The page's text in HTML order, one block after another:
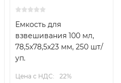
Емкость для
взвешивания 100 мл,
78,5х78,5х23 мм, 250 шт/
уп.
Цена с НДС:
22%